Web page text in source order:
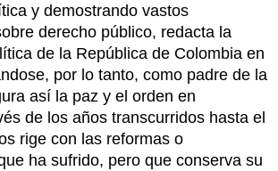
y demostrando vastos
derecho público, redacta la
de la República de Colombia en
por lo tanto, como padre de la
así la paz y el orden en
de los años transcurridos hasta el
rige con las reformas o
ha sufrido, pero que conserva su